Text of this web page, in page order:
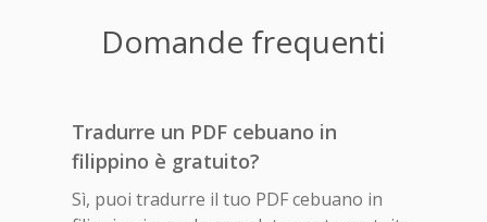
Domande frequenti
Tradurre un PDF cebuano in
filippino è gratuito?
Sì, puoi tradurre il tuo PDF cebuano in